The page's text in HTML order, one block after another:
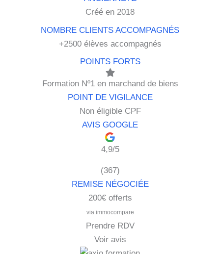
Créé en 2018
+2500 élèves accompagnés
Formation Nº1 en marchand de biens
Non éligible CPF
4,9/5
(367)
200€ offerts
via immocompare
Prendre RDV
Voir avis